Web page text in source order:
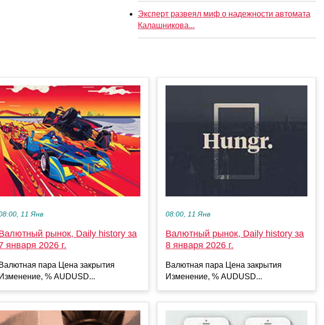
Эксперт развеял миф о надежности автомата
Калашникова...
11 Янв
рынок, Daily history за
января 2026 г.
Валютная пара Цена закрытия
Изменение, % AUDUSD...
08:00, 11 Янв
Валютный рынок, Daily history за
8 января 2026 г.
Валютная пара Цена закрытия
Изменение, % AUDUSD...